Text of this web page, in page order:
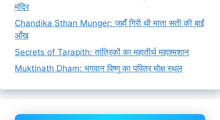
मंदिर
Chandika Sthan Munger: जहाँ गिरी थी माता सती की बाईं
आँख
Secrets of Tarapith: तांत्रिकों का महातीर्थ महाश्मशान
Muktinath Dham: भगवान विष्णु का पवित्र मोक्ष स्थल